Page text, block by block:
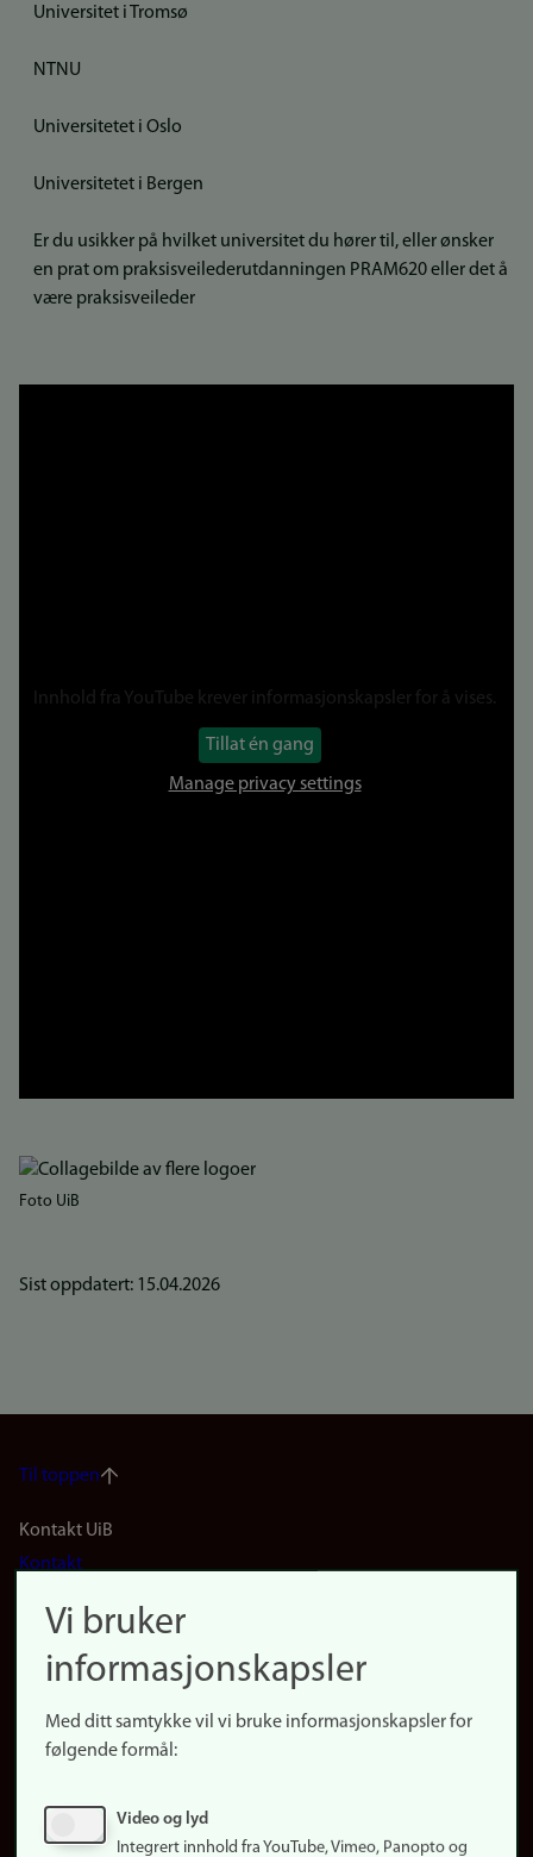
Universitet i Tromsø
NTNU
Universitetet i Oslo
Universitetet i Bergen
Er du usikker på hvilket universitet du hører til, eller ønsker
en prat om praksisveilederutdanningen PRAM620 eller det å
være praksisveileder
Innhold fra YouTube krever informasjonskapsler for å vises.
Tillat én gang
Manage privacy settings
Foto UiB
Sist oppdatert: 15.04.2026
Til toppen
Footer
(no)
Kontakt UiB
Kontakt
Finn forsker
Presse
Finn studier
Ledige stillinger
Vi bruker
informasjonskapsler
Med ditt samtykke vil vi bruke informasjonskapsler for
følgende formål:
Video og lyd
Integrert innhold fra YouTube, Vimeo, Panopto og